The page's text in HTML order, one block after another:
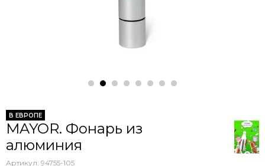
В ЕВРОПЕ
MAYOR. Фонарь из
алюминия
Артикул: 94755-105